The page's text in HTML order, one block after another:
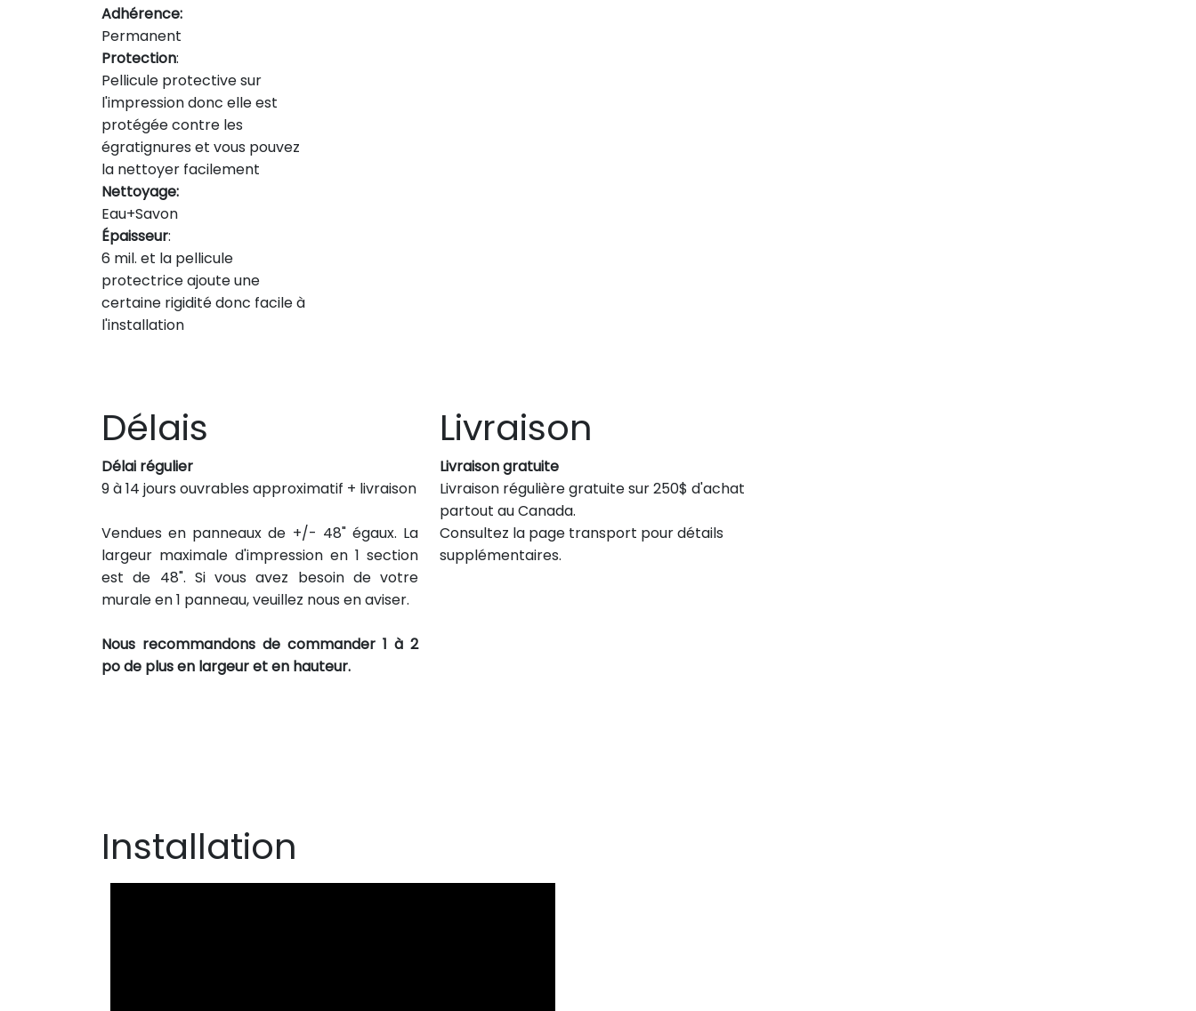
Adhérence:
Permanent
Protection:
Pellicule protective sur
l'impression donc elle est
protégée contre les
égratignures et vous pouvez
la nettoyer facilement
Nettoyage:
Eau+Savon
Épaisseur:
6 mil. et la pellicule
protectrice ajoute une
certaine rigidité donc facile à
l'installation
Délais
Délai régulier
9 à 14 jours ouvrables approximatif + livraison
Vendues en panneaux de +/- 48" égaux. La
largeur maximale d'impression en 1 section
est de 48". Si vous avez besoin de votre
murale en 1 panneau, veuillez nous en aviser.
Nous recommandons de commander 1 à 2
po de plus en largeur et en hauteur.
Livraison
Livraison gratuite
Livraison régulière gratuite sur 250$ d'achat
partout au Canada.
Consultez la page transport pour détails
supplémentaires.
Installation